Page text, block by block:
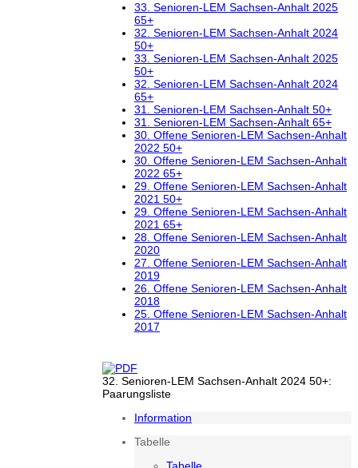
33. Senioren-LEM Sachsen-Anhalt 2025
65+
32. Senioren-LEM Sachsen-Anhalt 2024
50+
33. Senioren-LEM Sachsen-Anhalt 2025
50+
32. Senioren-LEM Sachsen-Anhalt 2024
65+
31. Senioren-LEM Sachsen-Anhalt 50+
31. Senioren-LEM Sachsen-Anhalt 65+
30. Offene Senioren-LEM Sachsen-Anhalt
2022 50+
30. Offene Senioren-LEM Sachsen-Anhalt
2022 65+
29. Offene Senioren-LEM Sachsen-Anhalt
2021 50+
29. Offene Senioren-LEM Sachsen-Anhalt
2021 65+
28. Offene Senioren-LEM Sachsen-Anhalt
2020
27. Offene Senioren-LEM Sachsen-Anhalt
2019
26. Offene Senioren-LEM Sachsen-Anhalt
2018
25. Offene Senioren-LEM Sachsen-Anhalt
2017
32. Senioren-LEM Sachsen-Anhalt 2024 50+:
Paarungsliste
Information
Tabelle